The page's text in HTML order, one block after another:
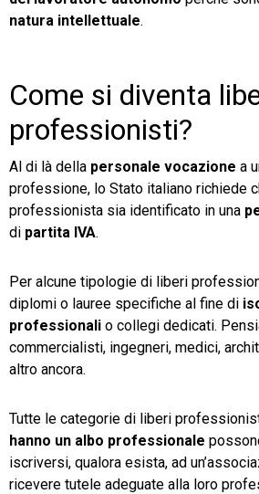
Ecommerce
Email Marketing
Fatturazione
Financial Solutions
HR
TeamSystem Corporate
TeamSystem Store
natura intellettuale.
Come si diventa
professionisti?
Al di là della personale vocazione a
professione, lo Stato italiano richiede
professionista sia identificato in una
di partita IVA.
Per alcune tipologie di liberi
diplomi o lauree specifiche al fine di
professionali o collegi dedicati.
commercialisti, ingegneri, medici,
altro ancora.
Tutte le categorie di liberi
hanno un albo professionale
iscriversi, qualora esista, ad
ricevere tutele adeguate alla loro